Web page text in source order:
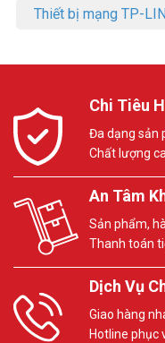
Thiết bị mạng TP-
Chi Tiêu
Đa dạng sản
Chất lượng
An Tâm
Sản phẩm,
Thanh toán
Dịch Vụ
Giao hàng
Hotline phục